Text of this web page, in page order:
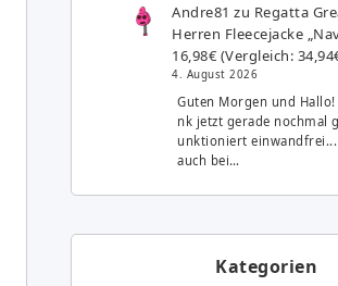
Andre81 zu Regatta
Herren Fleecejacke
16,98€ (Vergleich:
4. August 2026
Guten Morgen und
nk jetzt gerade nochmal
unktioniert
auch bei…
Kategorien